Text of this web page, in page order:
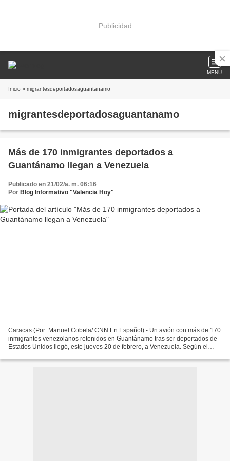
Publicidad
MENU
Inicio » migrantesdeportadosaguantanamo
migrantesdeportadosaguantanamo
Más de 170 inmigrantes deportados a
Guantánamo llegan a Venezuela
Publicado en 21/02/a. m. 06:16
Por Blog Informativo "Valencia Hoy"
Caracas (Por: Manuel Cobela/ CNN En Español).- Un avión con más de 170
inmigrantes venezolanos retenidos en Guantánamo tras ser deportados de
Estados Unidos llegó, este jueves 20 de febrero, a Venezuela. Según el